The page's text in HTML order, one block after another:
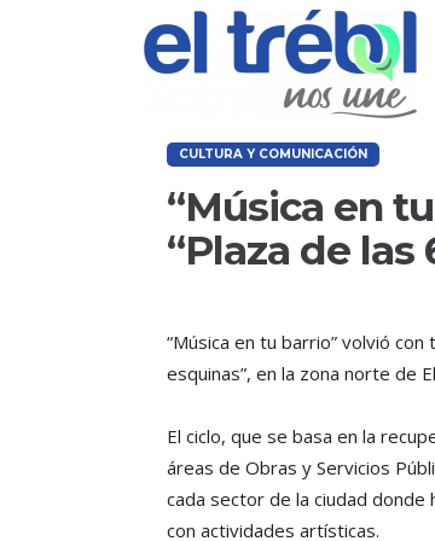
CULTURA Y COMUNICACIÓN
“Música en
“Plaza de las
“Música en tu barrio” volvió
esquinas”, en la zona norte de
El ciclo, que se basa en la
áreas de Obras y Servicios
cada sector de la ciudad
con actividades artísticas.